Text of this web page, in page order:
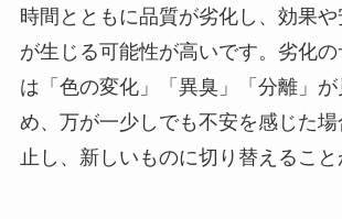
時間とともに品質が劣化し、効果
が生じる可能性が高いです。劣化
は「色の変化」「異臭」「分離」が
め、万が一少しでも不安を感じた
止し、新しいものに切り替えること